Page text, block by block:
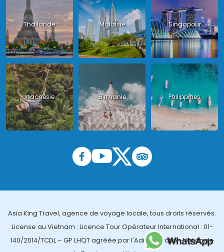
Thailande Malaisie Singapour
Indonésie Birmanie Philippines
Asia King Travel, agence de voyage locale, tous droits réservés.
License au Vietnam : Licence Tour Opérateur International : 01-
140/2014/TCDL – GP LHQT agréée par l'Administration Nationale